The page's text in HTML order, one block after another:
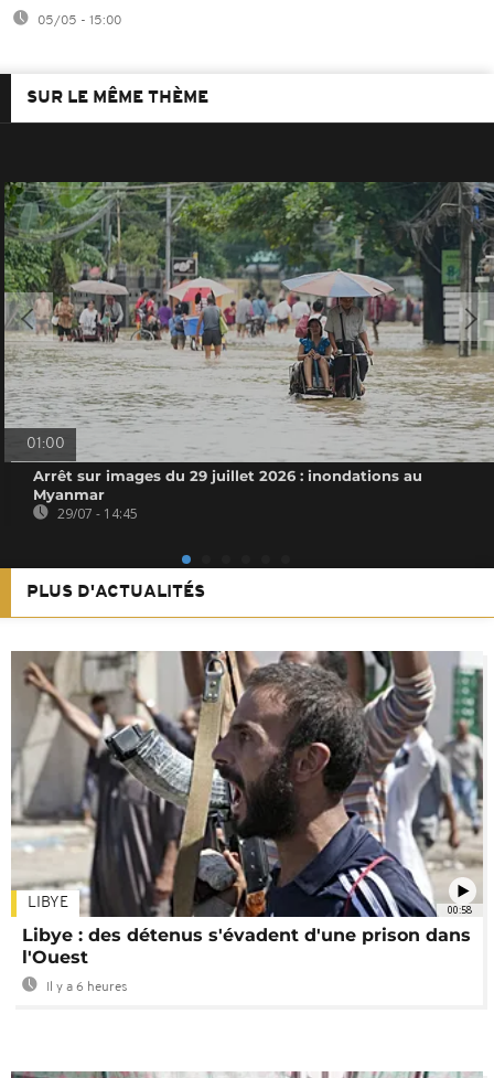
05/05 - 15:00
SUR LE MÊME THÈME
01:00
Arrêt sur images du 29 juillet 2026 : inondations au
Myanmar
29/07 - 14:45
PLUS D'ACTUALITÉS
00:58
LIBYE
Libye : des détenus s'évadent d'une prison dans
l'Ouest
Il y a 6 heures